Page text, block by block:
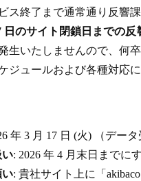
ス終了まで通常通り反響
日のサイト閉鎖日までの
生いたしませんので、何
ジュールおよび各種対応
年 3 月 17 日 (火) （デー
い: 2026 年 4 月末日までに
い: 貴社サイト上に「